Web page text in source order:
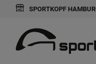
SPORTKOPF